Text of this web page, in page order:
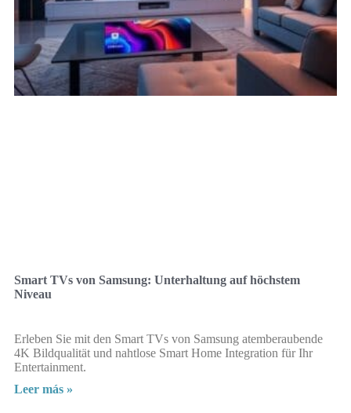
Smart TVs von Samsung: Unterhaltung auf höchstem
Niveau
Erleben Sie mit den Smart TVs von Samsung atemberaubende
4K Bildqualität und nahtlose Smart Home Integration für Ihr
Entertainment.
Leer más »